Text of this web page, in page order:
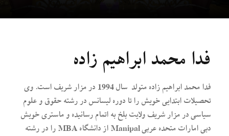
فدا محمد ابراهیم زاده
فدا محمد ابراهیم زاده متولد سال 1994 در مزار شریف است. وی
تحصیلات ابتدایی خویش را تا دوره لیسانس در رشته حقوق و علوم
سیاسی در مزار شریف ولایت بلخ به اتمام رسانیده و ماستری خویش
را در رشته MBA از دانشگاه Manipal دبی امارات متحده عربی